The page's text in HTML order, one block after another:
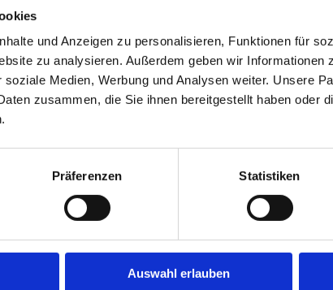
und Anzeigen zu personalisieren, Funktionen für
zu analysieren. Außerdem geben wir Informationen
Medien, Werbung und Analysen weiter. Unsere
zusammen, die Sie ihnen bereitgestellt haben oder
Präferenzen Statistiken
Auswahl erlauben
LinkedInWhatsAppTumblrPinterest